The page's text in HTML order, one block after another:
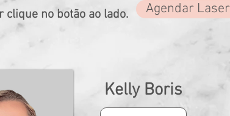
clique no botão ao lado. Agendar Laser
Kelly Boris